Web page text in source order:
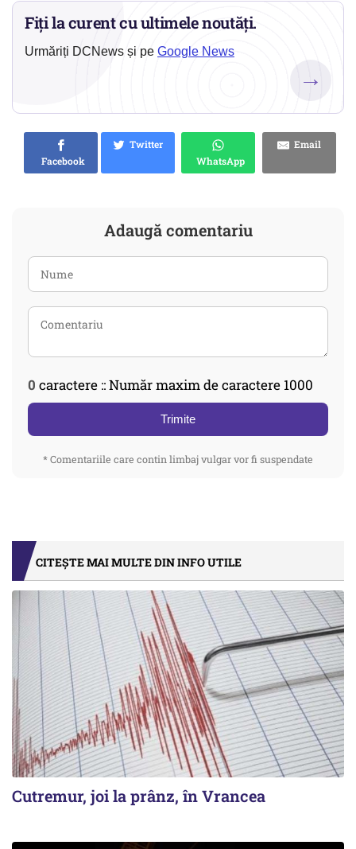
Fiți la curent cu ultimele noutăți.
Urmăriți DCNews și pe Google News
→
Facebook
Twitter
WhatsApp
Email
Adaugă comentariu
0 caractere :: Număr maxim de caractere 1000
Trimite
* Comentariile care contin limbaj vulgar vor fi suspendate
CITEȘTE MAI MULTE DIN INFO UTILE
Cutremur, joi la prânz, în Vrancea